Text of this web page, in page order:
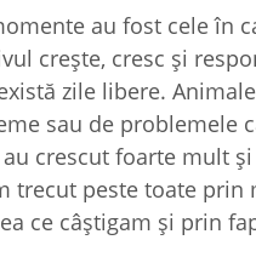
au fost cele în
crește, cresc și
zile libere.
sau de problemele
crescut foarte mult
trecut peste toate prin
ce câștigam și prin